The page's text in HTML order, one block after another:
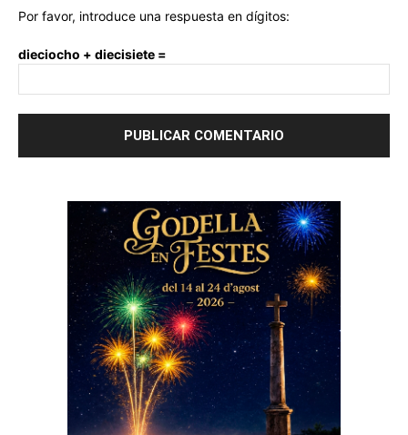
Por favor, introduce una respuesta en dígitos:
dieciocho + diecisiete =